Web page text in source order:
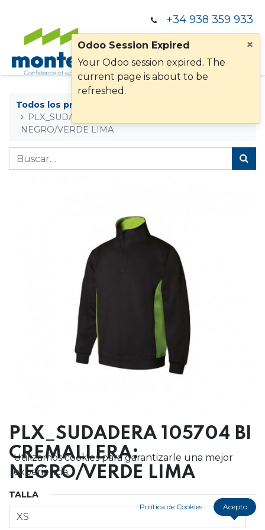
+34 938 359 933
Todos los productos
PLX_SUDADERA 105704 BI CREMALLERA:
NEGRO/VERDE LIMA
PLX_SUDADERA 105704 BI
CREMALLERA:
NEGRO/VERDE LIMA
TALLA
Utilizamos cookies para garantizarle una mejor
experiencia.
Política de Cookies Acepto
×
Odoo Session Expired
Your Odoo session expired. The
current page is about to be
refreshed.